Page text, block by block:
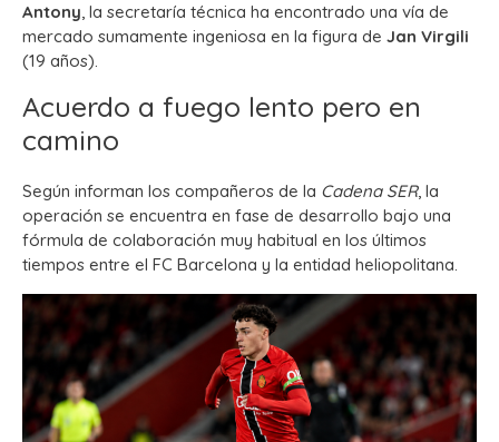
Antony, la secretaría técnica ha encontrado una vía de
mercado sumamente ingeniosa en la figura de Jan Virgili
(19 años).
Acuerdo a fuego lento pero en
camino
Según informan los compañeros de la Cadena SER, la
operación se encuentra en fase de desarrollo bajo una
fórmula de colaboración muy habitual en los últimos
tiempos entre el FC Barcelona y la entidad heliopolitana.